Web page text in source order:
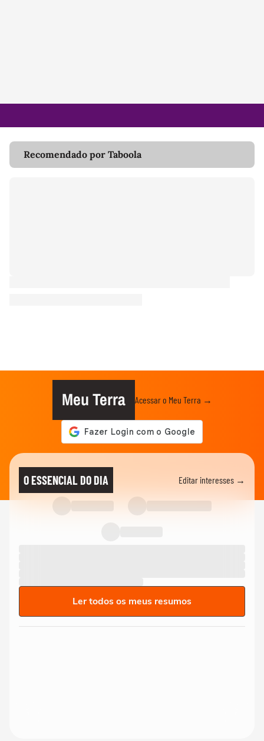
Recomendado por Taboola
Meu Terra Acessar o Meu Terra →
O ESSENCIAL DO DIA Editar interesses →
Ler todos os meus resumos